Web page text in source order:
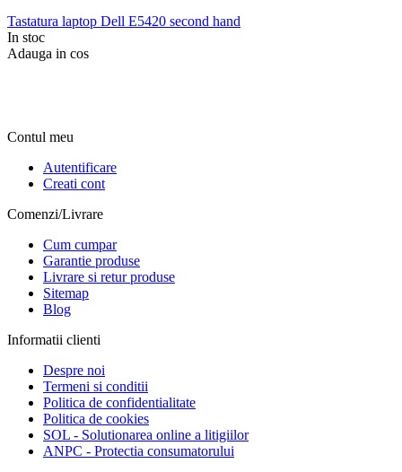
Tastatura laptop Dell E5420 second hand
In stoc
Adauga in cos
Contul meu
Autentificare
Creati cont
Comenzi/Livrare
Cum cumpar
Garantie produse
Livrare si retur produse
Sitemap
Blog
Informatii clienti
Despre noi
Termeni si conditii
Politica de confidentialitate
Politica de cookies
SOL - Solutionarea online a litigiilor
ANPC - Protectia consumatorului